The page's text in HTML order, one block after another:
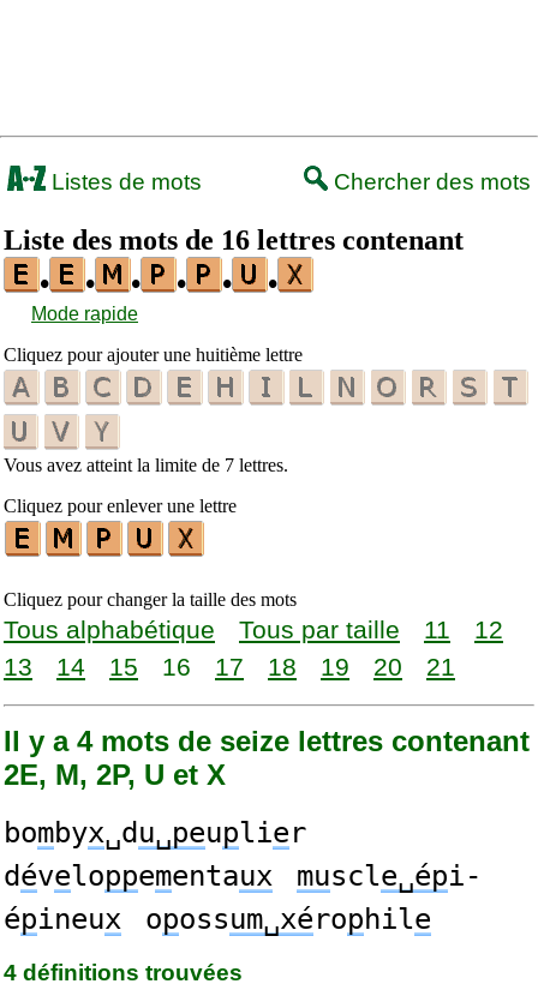
Listes de mots Chercher des mots
Liste des mots de 16 lettres contenant
•
• • • • •
Mode rapide
Cliquez pour ajouter une huitième lettre
Vous avez atteint la limite de 7 lettres.
Cliquez pour enlever une lettre
Cliquez pour changer la taille des mots
Tous alphabétique Tous par taille 11
12
13
14 15 16 17 18 19 20 21
Il y a 4 mots de seize lettres contenant
2E, M, 2P, U et X
bombyx␣d u␣peuplier
développementaux muscle␣épi-
épineux opossum␣xérophile
4 définitions trouvées